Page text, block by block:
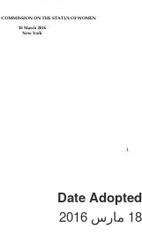
Date Adopted
18 مارس 2016